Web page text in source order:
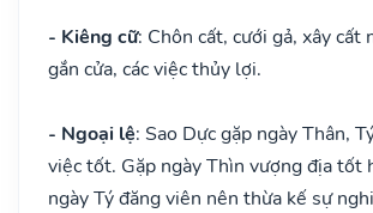
- Kiêng cữ: Chôn cất, cưới gả, xây cất
gắn cửa, các việc thủy lợi.
- Ngoại lệ: Sao Dực gặp ngày Thân,
việc tốt. Gặp ngày Thìn vượng địa tốt
ngày Tý đăng viên nên thừa kế sự